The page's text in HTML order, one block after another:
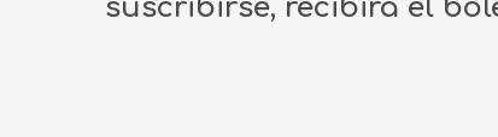
suscribirse, recibirá el